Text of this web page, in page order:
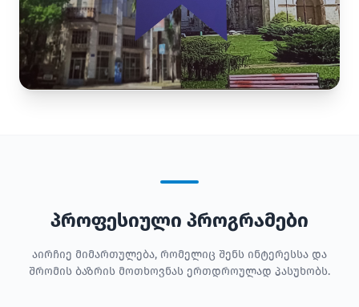
პროფესიული პროგრამები
აირჩიე მიმართულება, რომელიც შენს ინტერესსა და
შრომის ბაზრის მოთხოვნას ერთდროულად პასუხობს.